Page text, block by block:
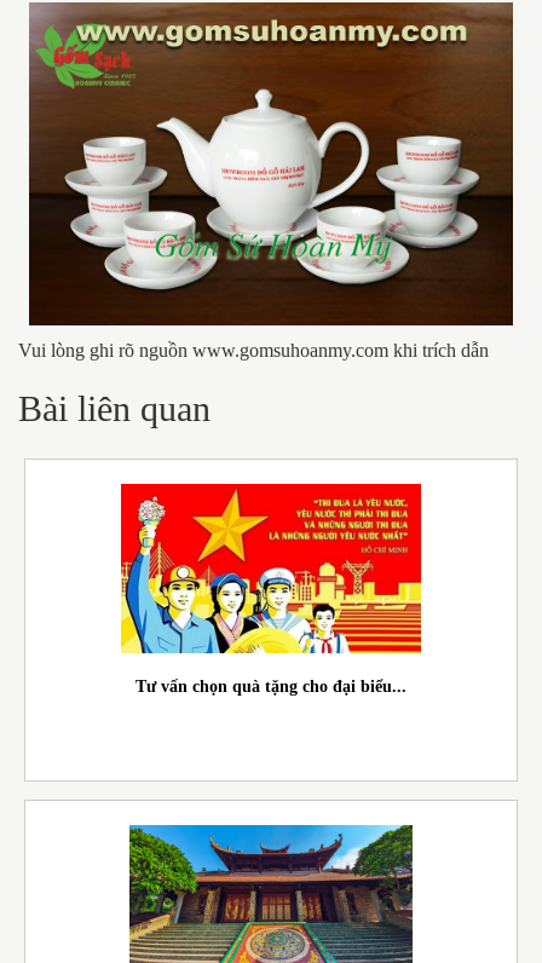
Vui lòng ghi rõ nguồn www.gomsuhoanmy.com khi trích dẫn
Bài liên quan
Tư vấn chọn quà tặng cho đại biểu...